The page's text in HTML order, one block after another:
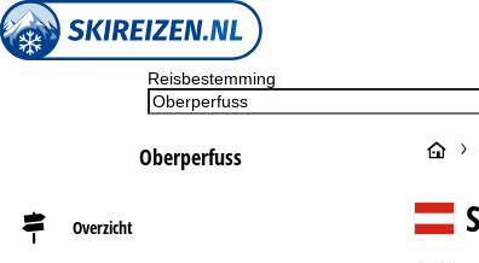
Reisbestemming
Oberperfuss
Overzicht
S
t